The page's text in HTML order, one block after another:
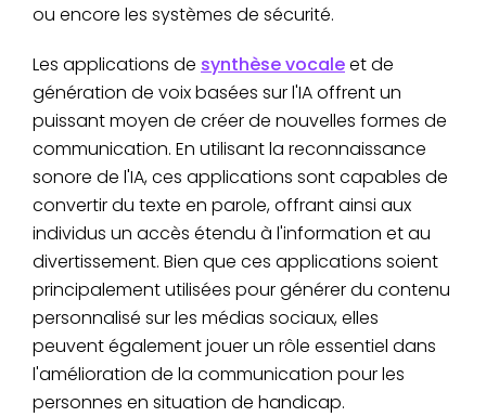
ou encore les systèmes de sécurité.
Les applications de synthèse vocaleet de
génération de voix basées sur l'IA offrent un
puissant moyen de créer de nouvelles formes de
communication. En utilisant la reconnaissance
sonore de l'IA, ces applications sont capables de
convertir du texte en parole, offrant ainsi aux
individus un accès étendu à l'information et au
divertissement. Bien que ces applications soient
principalement utilisées pour générer du contenu
personnalisé sur les médias sociaux, elles
peuvent également jouer un rôle essentiel dans
l'amélioration de la communication pour les
personnes en situation de handicap.